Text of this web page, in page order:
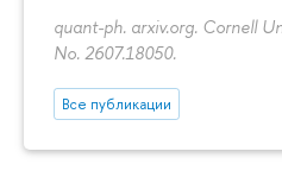
quant-ph. arxiv.org. Cornell
No. 2607.18050.
Все публикации